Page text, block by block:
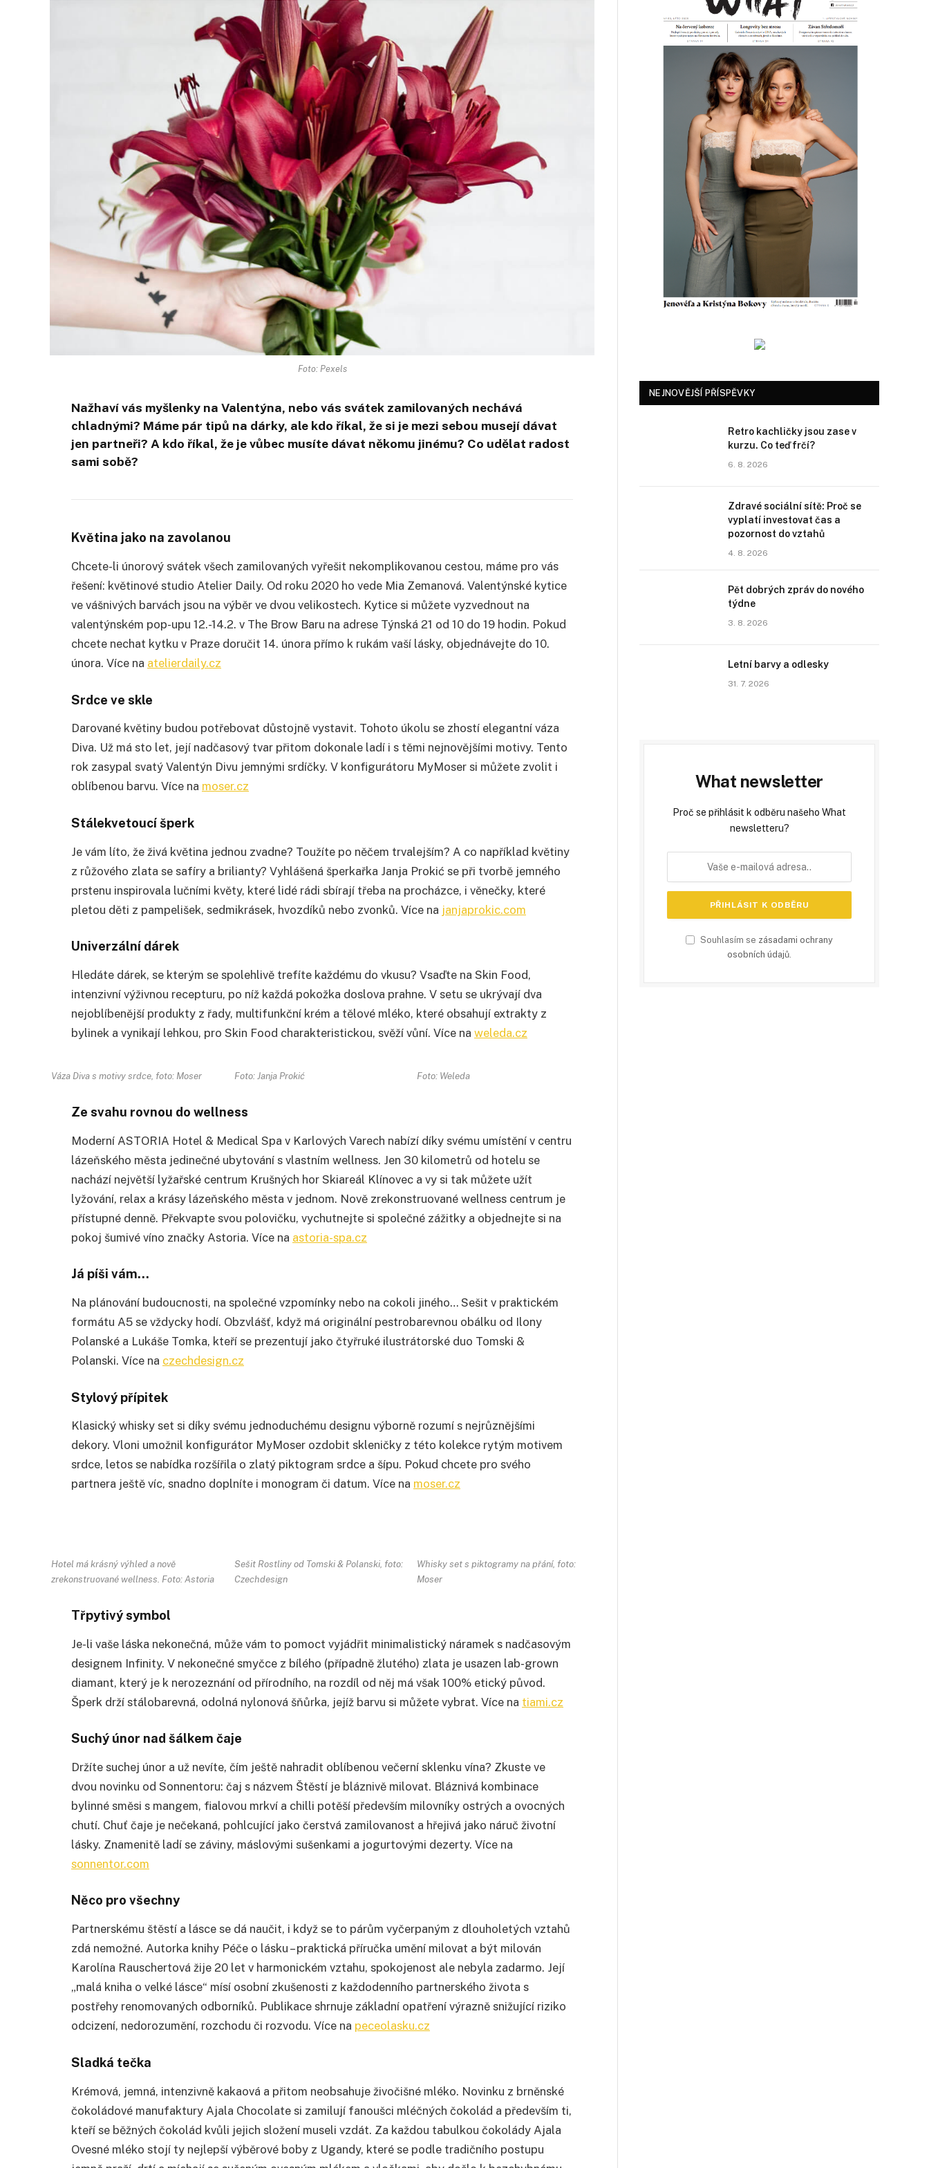
Foto: Pexels
Nažhaví vás myšlenky na Valentýna, nebo vás svátek zamilovaných nechává
chladnými? Máme pár tipů na dárky, ale kdo říkal, že si je mezi sebou musejí dávat
jen partneři? A kdo říkal, že je vůbec musíte dávat někomu jinému? Co udělat radost
sami sobě?
Květina jako na zavolanou
Chcete-li únorový svátek všech zamilovaných vyřešit nekomplikovanou cestou, máme pro vás
řešení: květinové studio Atelier Daily. Od roku 2020 ho vede Mia Zemanová. Valentýnské kytice
ve vášnivých barvách jsou na výběr ve dvou velikostech. Kytice si můžete vyzvednout na
valentýnském pop-upu 12.-14.2. v The Brow Baru na adrese Týnská 21 od 10 do 19 hodin. Pokud
chcete nechat kytku v Praze doručit 14. února přímo k rukám vaší lásky, objednávejte do 10.
února. Více na atelierdaily.cz
Srdce ve skle
Darované květiny budou potřebovat důstojně vystavit. Tohoto úkolu se zhostí elegantní váza
Diva. Už má sto let, její nadčasový tvar přitom dokonale ladí i s těmi nejnovějšími motivy. Tento
rok zasypal svatý Valentýn Divu jemnými srdíčky. V konfigurátoru MyMoser si můžete zvolit i
oblíbenou barvu. Více na moser.cz
Stálekvetoucí šperk
Je vám líto, že živá květina jednou zvadne? Toužíte po něčem trvalejším? A co například květiny
z růžového zlata se safíry a brilianty? Vyhlášená šperkařka Janja Prokić se při tvorbě jemného
prstenu inspirovala lučními květy, které lidé rádi sbírají třeba na procházce, i věnečky, které
pletou děti z pampelišek, sedmikrásek, hvozdíků nebo zvonků. Více na janjaprokic.com
Univerzální dárek
Hledáte dárek, se kterým se spolehlivě trefíte každému do vkusu? Vsaďte na Skin Food,
intenzivní výživnou recepturu, po níž každá pokožka doslova prahne. V setu se ukrývají dva
nejoblíbenější produkty z řady, multifunkční krém a tělové mléko, které obsahují extrakty z
bylinek a vynikají lehkou, pro Skin Food charakteristickou, svěží vůní. Více na weleda.cz
Váza Diva s motivy srdce, foto: Moser Foto: Janja Prokić Foto: Weleda
Ze svahu rovnou do wellness
Moderní ASTORIA Hotel & Medical Spa v Karlových Varech nabízí díky svému umístění v centru
lázeňského města jedinečné ubytování s vlastním wellness. Jen 30 kilometrů od hotelu se
nachází největší lyžařské centrum Krušných hor Skiareál Klínovec a vy si tak můžete užít
lyžování, relax a krásy lázeňského města v jednom. Nově zrekonstruované wellness centrum je
přístupné denně. Překvapte svou polovičku, vychutnejte si společné zážitky a objednejte si na
pokoj šumivé víno značky Astoria. Více na astoria-spa.cz
Já píši vám…
Na plánování budoucnosti, na společné vzpomínky nebo na cokoli jiného… Sešit v praktickém
formátu A5 se vždycky hodí. Obzvlášť, když má originální pestrobarevnou obálku od Ilony
Polanské a Lukáše Tomka, kteří se prezentují jako čtyřruké ilustrátorské duo Tomski &
Polanski. Více na czechdesign.cz
Stylový přípitek
Klasický whisky set si díky svému jednoduchému designu výborně rozumí s nejrůznějšími
dekory. Vloni umožnil konfigurátor MyMoser ozdobit skleničky z této kolekce rytým motivem
srdce, letos se nabídka rozšířila o zlatý piktogram srdce a šípu. Pokud chcete pro svého
partnera ještě víc, snadno doplníte i monogram či datum. Více na moser.cz
Hotel má krásný výhled a nově
zrekonstruované wellness. Foto: Astoria
Sešit Rostliny od Tomski & Polanski, foto:
Czechdesign
Whisky set s piktogramy na přání, foto:
Moser
Třpytivý symbol
Je-li vaše láska nekonečná, může vám to pomoct vyjádřit minimalistický náramek s nadčasovým
designem Infinity. V nekonečné smyčce z bílého (případně žlutého) zlata je usazen lab-grown
diamant, který je k nerozeznání od přírodního, na rozdíl od něj má však 100% etický původ.
Šperk drží stálobarevná, odolná nylonová šňůrka, jejíž barvu si můžete vybrat. Více na tiami.cz
Suchý únor nad šálkem čaje
Držíte suchej únor a už nevíte, čím ještě nahradit oblíbenou večerní sklenku vína? Zkuste ve
dvou novinku od Sonnentoru: čaj s názvem Štěstí je bláznivě milovat. Bláznivá kombinace
bylinné směsi s mangem, fialovou mrkví a chilli potěší především milovníky ostrých a ovocných
chutí. Chuť čaje je nečekaná, pohlcující jako čerstvá zamilovanost a hřejivá jako náruč životní
lásky. Znamenitě ladí se záviny, máslovými sušenkami a jogurtovými dezerty. Více na
sonnentor.com
Něco pro všechny
Partnerskému štěstí a lásce se dá naučit, i když se to párům vyčerpaným z dlouholetých vztahů
zdá nemožné. Autorka knihy Péče o lásku – praktická příručka umění milovat a být milován
Karolína Rauschertová žije 20 let v harmonickém vztahu, spokojenost ale nebyla zadarmo. Její
„malá kniha o velké lásce“ mísí osobní zkušenosti z každodenního partnerského života s
postřehy renomovaných odborníků. Publikace shrnuje základní opatření výrazně snižující riziko
odcizení, nedorozumění, rozchodu či rozvodu. Více na peceolasku.cz
Sladká tečka
Krémová, jemná, intenzivně kakaová a přitom neobsahuje živočišné mléko. Novinku z brněnské
čokoládové manufaktury Ajala Chocolate si zamilují fanoušci mléčných čokolád a především ti,
kteří se běžných čokolád kvůli jejich složení museli vzdát. Za každou tabulkou čokolády Ajala
Ovesné mléko stojí ty nejlepší výběrové boby z Ugandy, které se podle tradičního postupu
NEJNOVĚJŠÍ PŘÍSPĚVKY
Retro kachličky jsou zase v
kurzu. Co teď frčí?
6. 8. 2026
Zdravé sociální sítě: Proč se
vyplatí investovat čas a
pozornost do vztahů
4. 8. 2026
Pět dobrých zpráv do nového
týdne
3. 8. 2026
Letní barvy a odlesky
31. 7. 2026
What newsletter
Proč se přihlásit k odběru našeho What
newsletteru?
Souhlasím se zásadami ochrany
osobních údajů